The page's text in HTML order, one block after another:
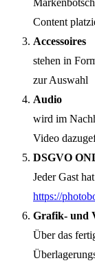
Content
Accessoires
stehen in
zur Auswahl
Audio
wird im
Video
DSGVO
Jeder Gast
https://
Grafik- und
Über das